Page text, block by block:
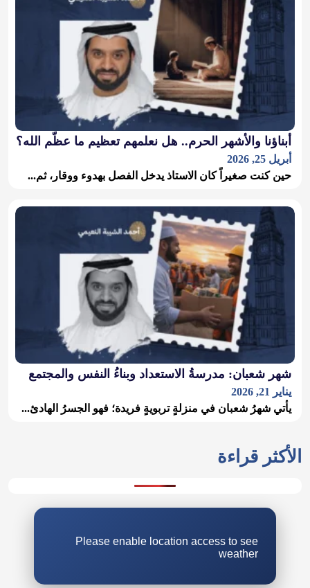
أبناؤنا والأشهر الحرم.. هل نعلمهم تعظيم ما عظّم الله؟
أبريل 25, 2026
حين كنت صغيراً كان الاستاذ يدخل الفصل بهدوء ووقار، ثم...
شهر شعبان: مدرسةُ الاستعداد وبناءُ النفس والمجتمع
يناير 21, 2026
يأتي شهرُ شعبان في منزلةٍ تربويةٍ فريدة؛ فهو الجسرُ الهادئ...